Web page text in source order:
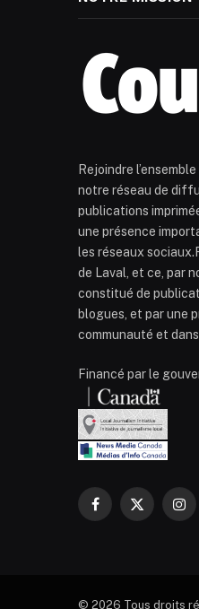
Rejoindre
notre réseau de
publications
une présence
les réseaux
de Laval, et ce, par
constitué de
blogues, et par une
communauté et
Financé par le
Facebook
X
© 2026 Tous droits